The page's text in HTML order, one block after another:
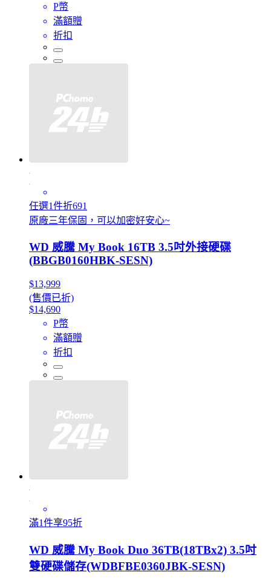
P幣
滿額贈
折扣
任選1件折691
原廠三年保固，可以加密好安心~
WD 威騰 My Book 16TB 3.5吋外接硬碟
(BBGB0160HBK-SESN)
$13,999
(售價已折)
$14,690
P幣
滿額贈
折扣
滿1件享95折
WD 威騰 My Book Duo 36TB(18TBx2) 3.5吋
雙硬碟儲存(WDBFBE0360JBK-SESN)